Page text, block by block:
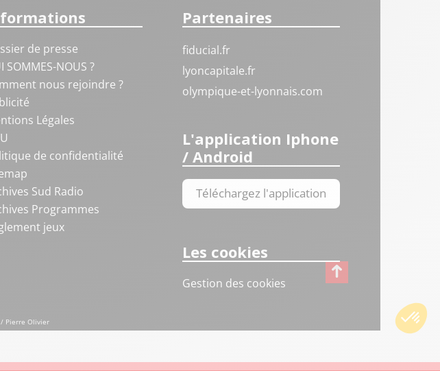
de presse
SOMMES-NOUS ?
nous rejoindre ?
Légales
de confidentialité
Sud Radio
Programmes
jeux
Partenaires
fiducial.fr
lyoncapitale.fr
olympique-et-lyonnais.com
L'application Iphone
/ Android
Téléchargez l'application
Les cookies
Gestion des cookies
Pierre Olivier